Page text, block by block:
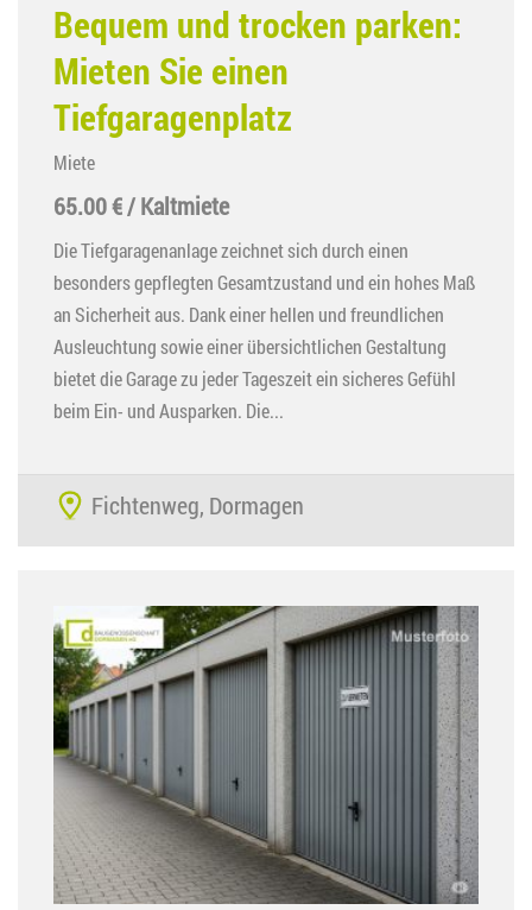
Bequem und trocken parken:
Mieten Sie einen
Tiefgaragenplatz
Miete
65.00 € / Kaltmiete
Die Tiefgaragenanlage zeichnet sich durch einen
besonders gepflegten Gesamtzustand und ein hohes Maß
an Sicherheit aus. Dank einer hellen und freundlichen
Ausleuchtung sowie einer übersichtlichen Gestaltung
bietet die Garage zu jeder Tageszeit ein sicheres Gefühl
beim Ein- und Ausparken. Die...
Fichtenweg, Dormagen